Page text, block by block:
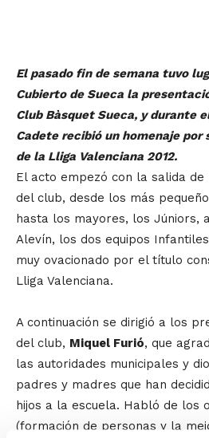
El pasado fin de semana tuvo
Cubierto de Sueca la
Club Bàsquet Sueca, y durante
Cadete recibió un homenaje
de la Lliga Valenciana 2012.
El acto empezó con la salida
del club, desde los más
hasta los mayores, los Júniors,
Alevín, los dos equipos
muy ovacionado por el título
Lliga Valenciana.
A continuación se dirigió a los
del club, Miquel Furió, que
las autoridades municipales y
padres y madres que han
hijos a la escuela. Habló de los
(formación de personas y la